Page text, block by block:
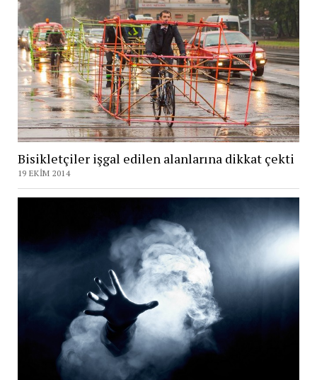
Bisikletçiler işgal edilen alanlarına dikkat çekti
19 EKIM 2014